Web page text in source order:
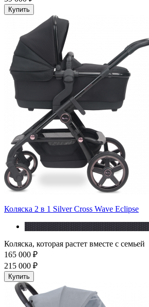
Купить
Коляска 2 в 1 Silver Cross Wave Eclipse
Коляска, которая растет вместе с семьей
165 000 ₽
215 000 ₽
Купить